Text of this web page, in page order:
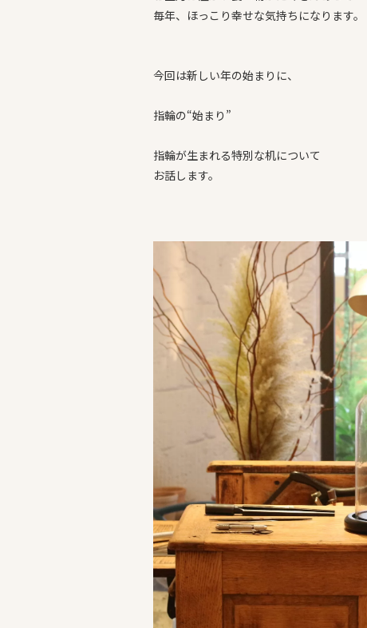
毎年、ほっこり幸せな気持ちになります。
今回は新しい年の始まりに、
指輪の“始まり”
指輪が生まれる特別な机について
お話します。